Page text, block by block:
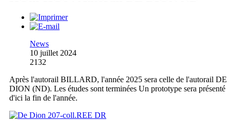
News
10 juillet 2024
2132
Après l'autorail BILLARD, l'année 2025 sera celle de l'autorail DE
DION (ND). Les études sont terminées Un prototype sera présenté
d'ici la fin de l'année.